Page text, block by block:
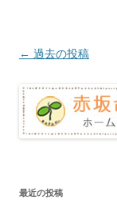
投
ナ
ビ
ゲ
シ
← 過去の投稿
最近の投稿